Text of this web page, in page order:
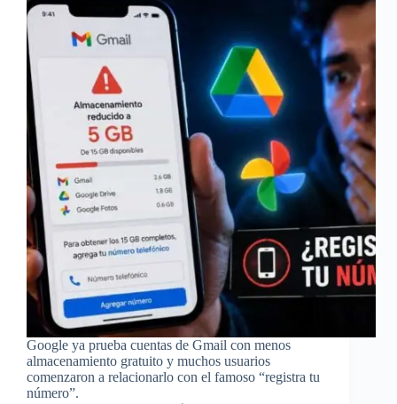
Google ya prueba cuentas de Gmail con menos
almacenamiento gratuito y muchos usuarios
comenzaron a relacionarlo con el famoso “registra tu
número”.